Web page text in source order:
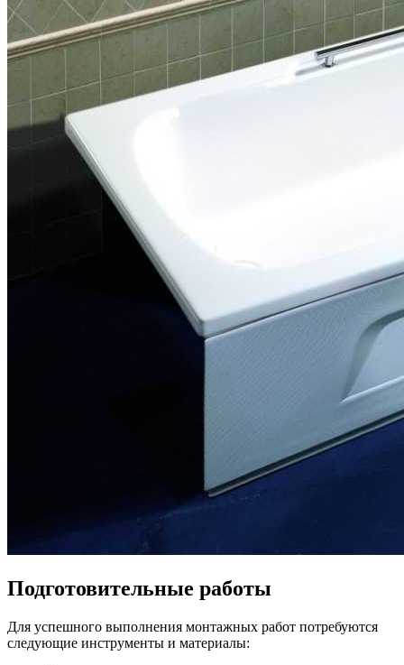
Подготовительные работы
Для успешного выполнения монтажных работ потребуются
следующие инструменты и материалы: